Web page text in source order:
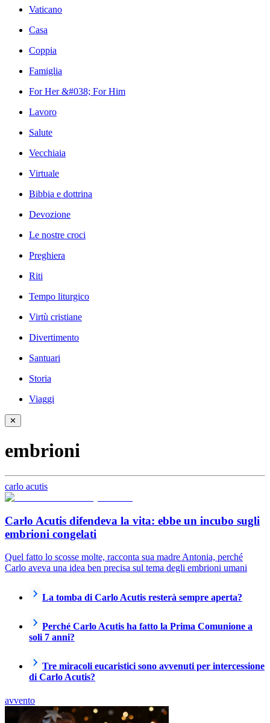
Vaticano
Casa
Coppia
Famiglia
For Her &#038; For Him
Lavoro
Salute
Vecchiaia
Virtuale
Bibbia e dottrina
Devozione
Le nostre croci
Preghiera
Riti
Tempo liturgico
Virtù cristiane
Divertimento
Santuari
Storia
Viaggi
✕
embrioni
carlo acutis
Carlo Acutis difendeva la vita: ebbe un incubo sugli
embrioni congelati
Quel fatto lo scosse molte, racconta sua madre Antonia, perché
Carlo aveva una idea ben precisa sul tema degli embrioni umani
La tomba di Carlo Acutis resterà sempre aperta?
Perché Carlo Acutis ha fatto la Prima Comunione a
soli 7 anni?
Tre miracoli eucaristici sono avvenuti per intercessione
di Carlo Acutis?
avvento